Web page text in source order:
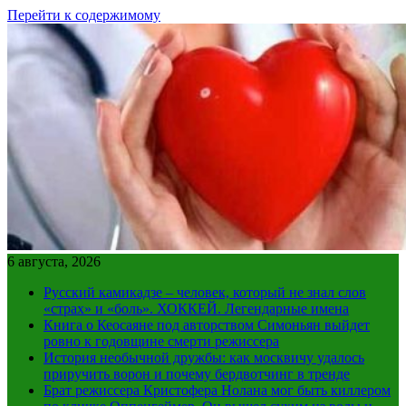
Перейти к содержимому
6 августа, 2026
Русский камикадзе – человек, который не знал слов
«страх» и «боль». ХОККЕЙ. Легендарные имена
Книга о Кеосаяне под авторством Симоньян выйдет
ровно к годовщине смерти режиссера
История необычной дружбы: как москвичу удалось
приручить ворон и почему бердвотчинг в тренде
Брат режиссера Кристофера Нолана мог быть киллером